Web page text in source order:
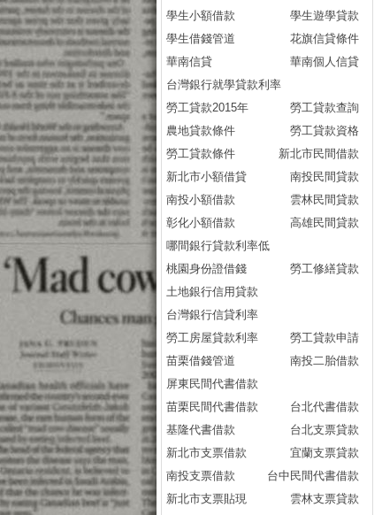
學生小額借款
學生遊學貸款
學生借錢管道
花旗信貸條件
華南信貸
華南個人信貸
台灣銀行就學貸款利率
勞工貸款2015年
勞工貸款查詢
農地貸款條件
勞工貸款資格
勞工貸款條件
新北市民間借款
新北市小額借貸
南投民間貸款
南投小額借款
雲林民間貸款
彰化小額借款
高雄民間貸款
哪間銀行貸款利率低
桃園身份證借錢
勞工修繕貸款
土地銀行信用貸款
台灣銀行信貸利率
勞工房屋貸款利率
勞工貸款申請
苗栗借錢管道
南投二胎借款
屏東民間代書借款
苗栗民間代書借款
台北代書借款
基隆代書借款
台北支票貸款
新北市支票借款
宜蘭支票貸款
南投支票借款
台中民間代書借款
新北市支票貼現
雲林支票貸款